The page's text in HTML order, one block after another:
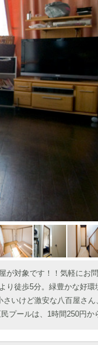
が対象です！！気軽に
徒歩5分。緑豊かな好環
いけど激安な八百屋さ
ールは、1時間250円か